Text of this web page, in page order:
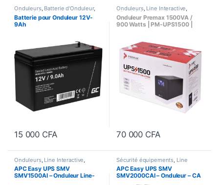
Onduleurs, Batterie d'Onduleur,
Sécurité équipements
Batterie pour Onduleur 12V-
9Ah
15 000 CFA
Onduleurs, Line Interactive,
Sécurité équipements
Onduleur Premax 1500VA /
900 Watts | PM-UPS1500 |
70 000 CFA
Onduleurs, Line Interactive
Sécurité équipements
APC Easy UPS SMV
SMV1500AI – Onduleur Line-
Sécurité équipements Line
Interactive ,Onduleurs
APC Easy UPS SMV
SMV2000CAI – Onduleur – CA